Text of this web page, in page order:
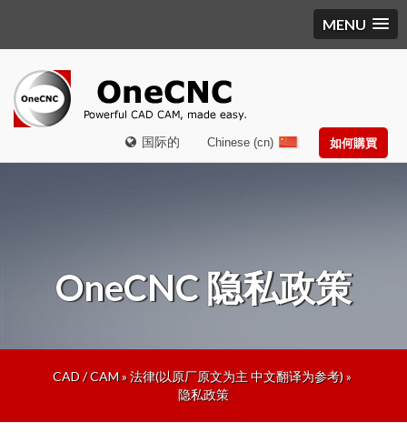
MENU
国际的 如何購買
Chinese (cn)
OneCNC隐私政策
CAD / CAM»法律(以原厂原文为主 中文翻译为参考)»
隐私政策